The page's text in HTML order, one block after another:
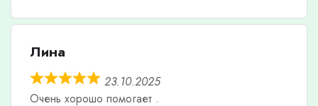
Лина
23.10.2025
Очень хорошо помогает .